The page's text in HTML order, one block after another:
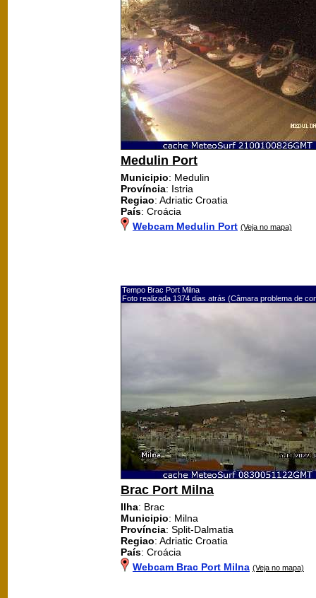
Medulin Port
Municipio: Medulin
Província: Istria
Regiao: Adriatic Croatia
País: Croácia
Webcam Medulin Port (Veja no mapa)
Tempo Brac Port Milna
Foto realizada 1374 dias atrás (Câmara problema de
Brac Port Milna
Ilha: Brac
Municipio: Milna
Província: Split-Dalmatia
Regiao: Adriatic Croatia
País: Croácia
Webcam Brac Port Milna (Veja no mapa)